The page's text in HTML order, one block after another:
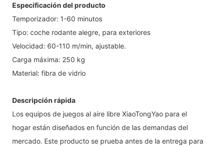
Especificación del producto
Temporizador: 1-60 minutos
Tipo: coche rodante alegre, para exteriores
Velocidad: 60-110 m/min, ajustable.
Carga máxima: 250 kg
Material: fibra de vidrio
Descripción rápida
Los equipos de juegos al aire libre XiaoTongYao para el
hogar están diseñados en función de las demandas del
mercado. Este producto se prueba antes de la entrega para